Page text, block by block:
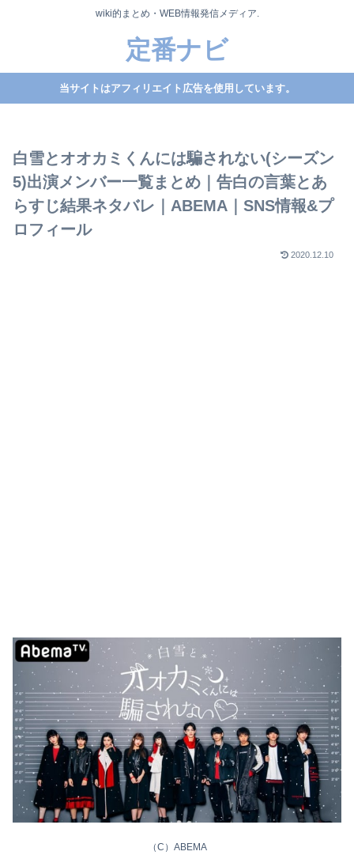
wiki的まとめ・WEB情報発信メディア.
定番ナビ
当サイトはアフィリエイト広告を使用しています。
白雪とオオカミくんには騙されない(シーズン
5)出演メンバー一覧まとめ｜告白の言葉とあ
らすじ結果ネタバレ｜ABEMA｜SNS情報&プ
ロフィール
2020.12.10
（C）ABEMA